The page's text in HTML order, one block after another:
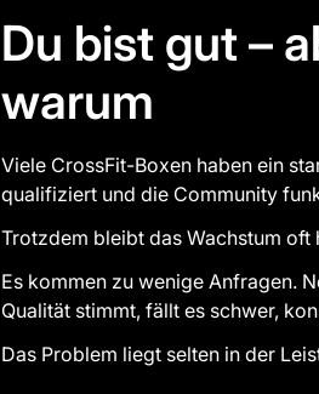
Du bist gut –
warum
Viele CrossFit-Boxen haben ein
qualifiziert und die Community
Trotzdem bleibt das Wachstum
Es kommen zu wenige Anfragen.
Qualität stimmt, fällt es schwer,
Das Problem liegt selten in der